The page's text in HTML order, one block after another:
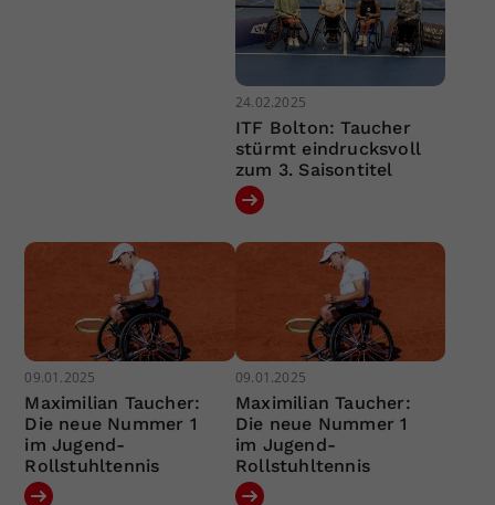
24.02.2025
ITF Bolton: Taucher
stürmt eindrucksvoll
zum 3. Saisontitel
09.01.2025
Maximilian Taucher:
Die neue Nummer 1
im Jugend-
Rollstuhltennis
09.01.2025
Maximilian Taucher:
Die neue Nummer 1
im Jugend-
Rollstuhltennis